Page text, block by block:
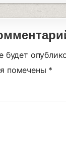
будет
помечены *